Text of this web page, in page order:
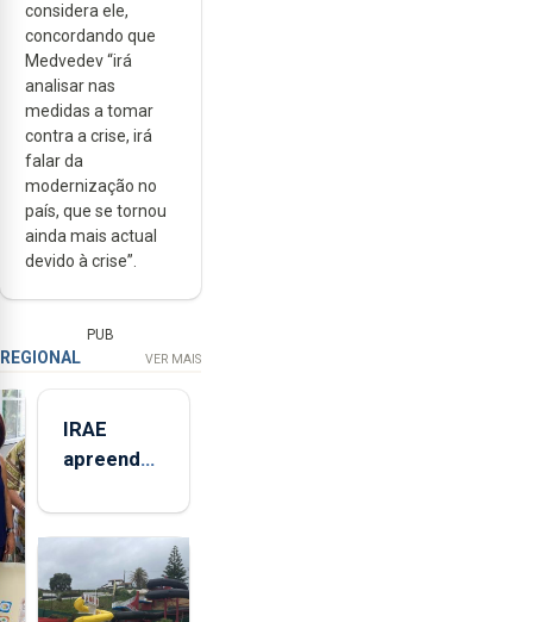
considera ele,
concordando que
Medvedev “irá
analisar nas
medidas a tomar
contra a crise, irá
falar da
modernização no
país, que se tornou
ainda mais actual
devido à crise”.
PUB
REGIONAL VER MAIS
IRAE
apreendeu
toneladas
de
alimentos
entre